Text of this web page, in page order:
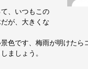
、いつもこの
が、大きくな
色です、梅雨が明けたら
ましょう。